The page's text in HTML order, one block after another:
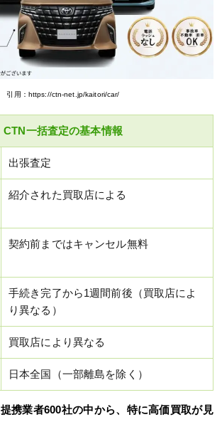
引用：https://ctn-net.jp/kaitori/car/
CTN一括査定の基本情報
出張査定
紹介された買取店による
契約前まではキャンセル無料
手続き完了から1週間前後（買取店によ
り異なる）
買取店により異なる
日本全国（一部離島を除く）
提携業者600社の中から、特に高価買取が見